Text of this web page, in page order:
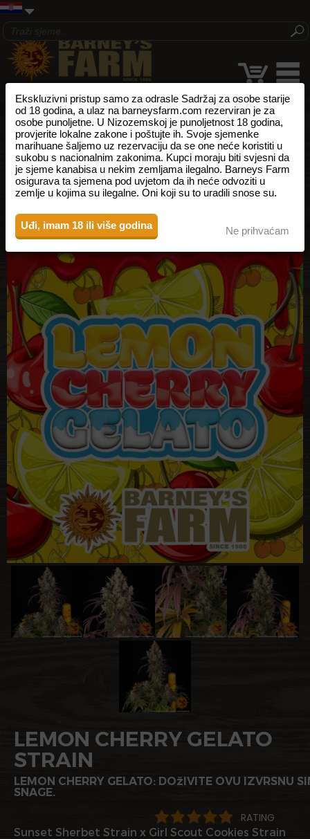
LEMON CHERRY GELATO
STRAIN
LEMON CHERRY GELATO: DOžIVITE OVU IZVRSNU
SNAGE.
RATING
Sunset Sherbet Strain x Girl Scout Cookies Strain
Ekskluzivni pristup samo za odrasle Sadržaj za osobe starije
od 18 godina, a ulaz na barneysfarm.com rezerviran je za
osobe punoljetne. U Nizozemskoj je punoljetnost 18 godina,
provjerite lokalne zakone i poštujte ih. Svoje sjemenke
marihuane šaljemo uz rezervaciju da se one neće koristiti u
sukobu s nacionalnim zakonima. Kupci moraju biti svjesni da
je sjeme kanabisa u nekim zemljama ilegalno. Barneys Farm
osigurava ta sjemena pod uvjetom da ih neće odvoziti u
zemlje u kojima su ilegalne. Oni koji su to uradili snose su.
Uđi, imam 18 ili više godina Ne prihvaćam